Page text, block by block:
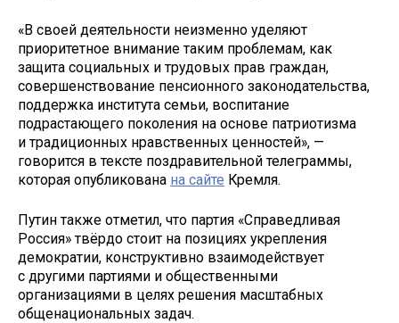
«В своей деятельности неизменно уделяют
приоритетное внимание таким проблемам, как
защита социальных и трудовых прав граждан,
совершенствование пенсионного законодательства,
поддержка института семьи, воспитание
подрастающего поколения на основе патриотизма
и традиционных нравственных ценностей», —
говорится в тексте поздравительной телеграммы,
которая опубликована на сайте Кремля.
Путин также отметил, что партия «Справедливая
Россия» твёрдо стоит на позициях укрепления
демократии, конструктивно взаимодействует
с другими партиями и общественными
организациями в целях решения масштабных
общенациональных задач.